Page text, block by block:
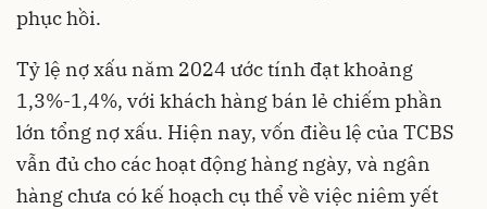
phục hồi.
Tỷ lệ nợ xấu năm 2024 ước tính đạt khoảng
1,3%-1,4%, với khách hàng bán lẻ chiếm phần
lớn tổng nợ xấu. Hiện nay, vốn điều lệ của TCBS
vẫn đủ cho các hoạt động hàng ngày, và ngân
hàng chưa có kế hoạch cụ thể về việc niêm yết